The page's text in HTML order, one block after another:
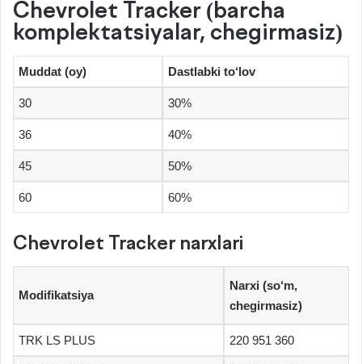
Chevrolet Tracker (barcha
komplektatsiyalar, chegirmasiz)
Muddat (oy) Dastlabki to‘lov
30 30%
36 40%
45 50%
60 60%
Chevrolet Tracker narxlari
Modifikatsiya
Narxi (so‘m,
chegirmasiz)
TRK LS PLUS 220 951 360